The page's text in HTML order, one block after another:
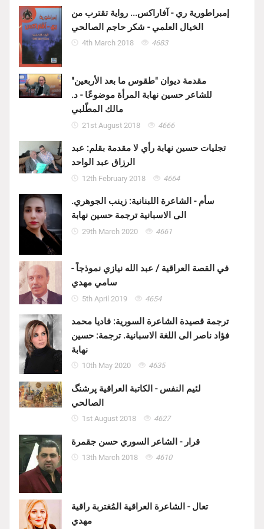
إمبراطورية ري - آفاراكس... رواية تقترب من
الخيال العلمي - شكر حاجم الصالحي
4th March 2018 4683
مقدمة ديوان "طقوس ما بعد الأربعين"
للشاعر حسين نهابة المرأة موضوعًا - د.
مالك المطّلبي
21st August 2018 4666
تجليات حسين نهابة رأي لا مقدمة بقلم: عبد
الرزاق عبد الواحد
12th February 2018 4664
سأم - الشاعرة اللبنانية: زينب الجوهري.
الى الاسبانية ترجمة حسين نهابة
29th March 2020 4661
في القصة العراقية / عبد الله نيازي نموذجاً -
سامي مهدي
5th April 2019 4654
ترجمة قصيدة الشاعرة السورية: فاديا محمد
فؤاد ناصر الى اللغة الاسبانية. ترجمة: حسين
نهابة
10th May 2020 4635
لئيم النفس - الكاتبة العراقية پرشنگ
الصالحي
1st August 2018 4627
قرار - الشاعر السوري حسن جقمرة
13th March 2018 4610
تعال - الشاعرة العراقية المُغتربة راقية
مهدي